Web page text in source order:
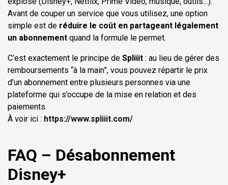
Avant de couper un service que vous utilisez, une option
simple est de réduire le coût en partageant légalement
un abonnement quand la formule le permet.
C’est exactement le principe de Spliiit : au lieu de gérer des
remboursements “à la main”, vous pouvez répartir le prix
d’un abonnement entre plusieurs personnes via une
plateforme qui s’occupe de la mise en relation et des
paiements.
À voir ici : https://www.spliiit.com/
FAQ – Désabonnement
Disney+